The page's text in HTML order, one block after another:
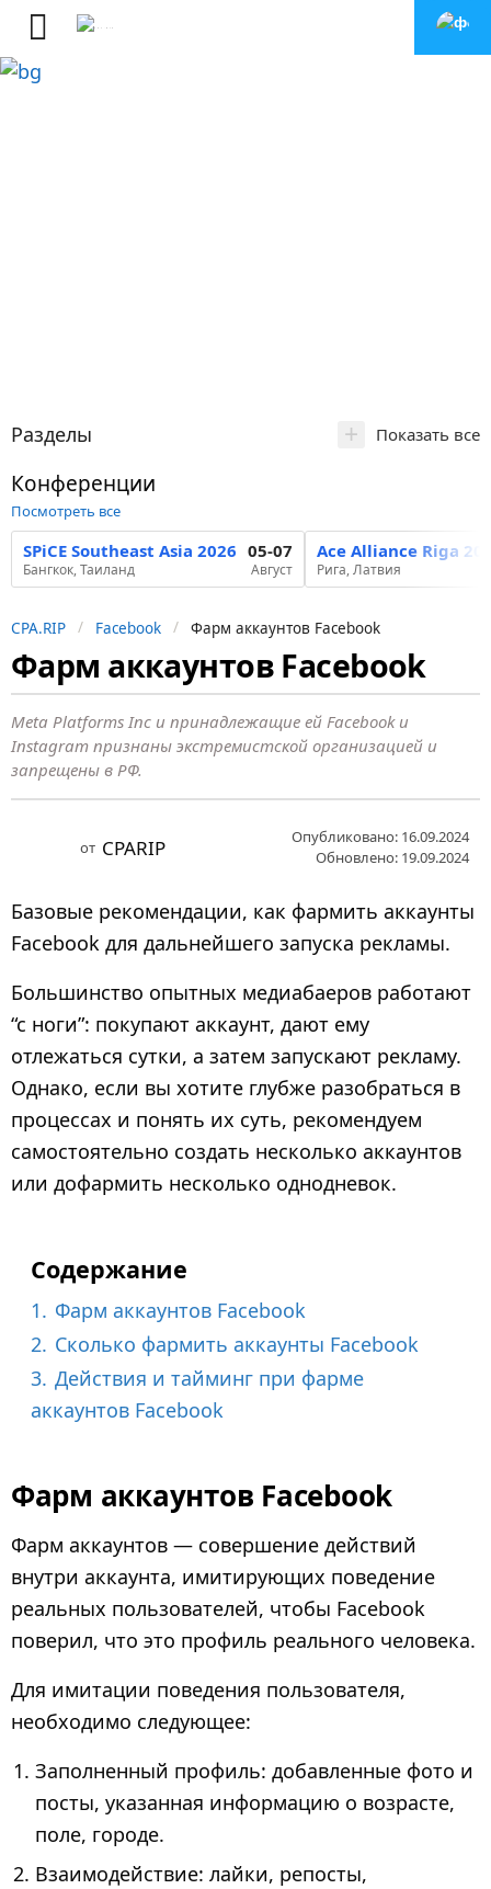
Разделы + Показать все
Конференции
Посмотреть все
SPiCE Southeast Asia 2026
Бангкок, Таиланд
05-07
Август
Ace Alliance Riga
Рига, Латвия
CPA.RIP Facebook Фарм аккаунтов Facebook
2
г
о
д
а
а
д
2
г
о
д
а
з
а
Фарм аккаунтов Facebook
Meta Platforms Inc и принадлежащие ей Facebook и
Instagram признаны экстремистской организацией и
запрещены в РФ.
от CPARIP
Опубликовано: 16.09.2024
Обновлено: 19.09.2024
Базовые рекомендации, как фармить аккаунты
Facebook для дальнейшего запуска рекламы.
Большинство опытных медиабаеров работают
“с ноги”: покупают аккаунт, дают ему
отлежаться сутки, а затем запускают рекламу.
Однако, если вы хотите глубже разобраться в
процессах и понять их суть, рекомендуем
самостоятельно создать несколько аккаунтов
или дофармить несколько однодневок.
Содержание
1. Фарм аккаунтов Facebook
2. Сколько фармить аккаунты Facebook
3. Действия и тайминг при фарме
аккаунтов Facebook
Фарм аккаунтов Facebook
Фарм аккаунтов — совершение действий
внутри аккаунта, имитирующих поведение
реальных пользователей, чтобы Facebook
поверил, что это профиль реального человека.
Для имитации поведения пользователя,
необходимо следующее:
Заполненный профиль: добавленные фото и
посты, указанная информацию о возрасте,
поле, городе.
Взаимодействие: лайки, репосты,